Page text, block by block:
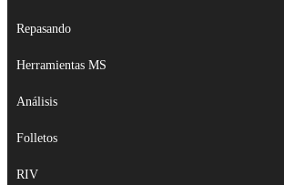
Repasando
Herramientas MS
Análisis
Folletos
RIV